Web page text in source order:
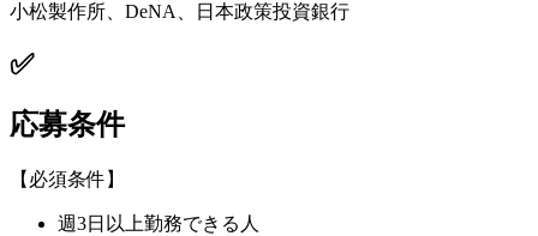
小松製作所、DeNA、日本政策投資銀行
✅
応募条件
【必須条件】
週3日以上勤務できる人